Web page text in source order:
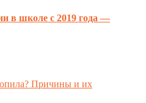
в школе с 2019 года —